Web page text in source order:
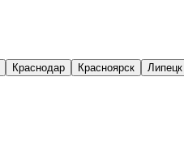
Краснодар Красноярск Липецк